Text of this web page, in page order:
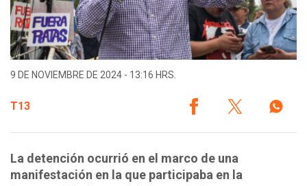
9 DE NOVIEMBRE DE 2024 - 13:16 HRS.
T13
La detención ocurrió en el marco de una
manifestación en la que participaba en la